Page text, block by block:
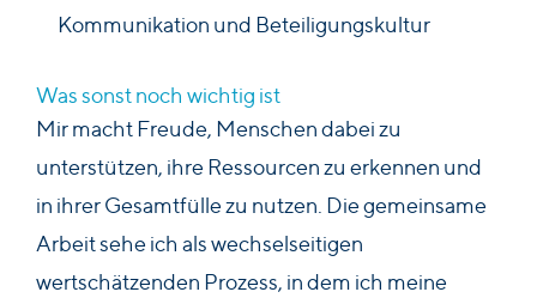
Kommunikation und Beteiligungskultur
Was sonst noch wichtig ist
Mir macht Freude, Menschen dabei zu
unterstützen, ihre Ressourcen zu erkennen und
in ihrer Gesamtfülle zu nutzen. Die gemeinsame
Arbeit sehe ich als wechselseitigen
wertschätzenden Prozess, in dem ich meine